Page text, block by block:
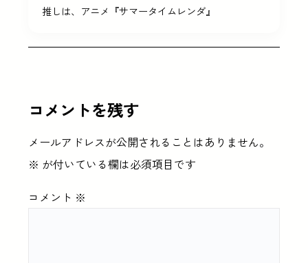
推しは、アニメ『サマータイムレンダ』
コメントを残す
メールアドレスが公開されることはありません。
※ が付いている欄は必須項目です
コメント ※